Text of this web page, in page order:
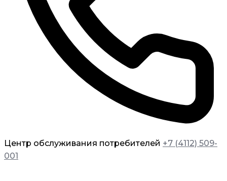
Центр обслуживания потребителей +7 (4112) 509-
001